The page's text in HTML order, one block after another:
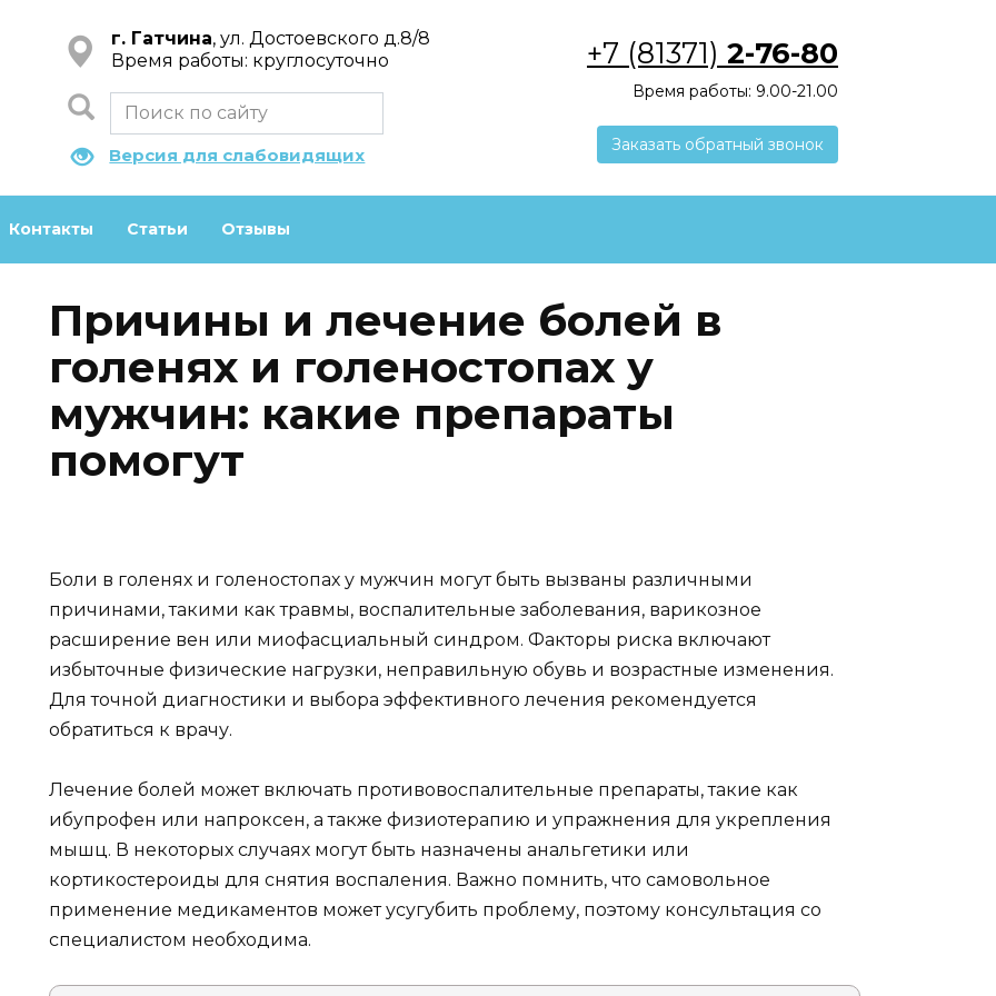
г. Гатчина, ул. Достоевского д.8/8
Время работы: круглосуточно
Версия для слабовидящих
+7 (81371) 2-76-80
Время работы: 9.00-21.00
Заказать обратный звонок
Контакты Статьи Отзывы
Причины и лечение болей в
голенях и голеностопах у
мужчин: какие препараты
помогут
Боли в голенях и голеностопах у мужчин могут быть вызваны различными
причинами, такими как травмы, воспалительные заболевания, варикозное
расширение вен или миофасциальный синдром. Факторы риска включают
избыточные физические нагрузки, неправильную обувь и возрастные изменения.
Для точной диагностики и выбора эффективного лечения рекомендуется
обратиться к врачу.
Лечение болей может включать противовоспалительные препараты, такие как
ибупрофен или напроксен, а также физиотерапию и упражнения для укрепления
мышц. В некоторых случаях могут быть назначены анальгетики или
кортикостероиды для снятия воспаления. Важно помнить, что самовольное
применение медикаментов может усугубить проблему, поэтому консультация со
специалистом необходима.